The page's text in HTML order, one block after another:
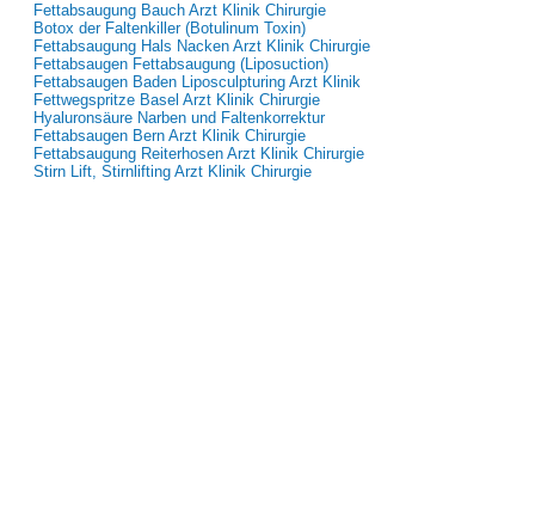
Fettabsaugung Bauch Arzt Klinik Chirurgie
Botox der Faltenkiller (Botulinum Toxin)
Fettabsaugung Hals Nacken Arzt Klinik Chirurgie
Fettabsaugen Fettabsaugung (Liposuction)
Fettabsaugen Baden Liposculpturing Arzt Klinik
Fettwegspritze Basel Arzt Klinik Chirurgie
Hyaluronsäure Narben und Faltenkorrektur
Fettabsaugen Bern Arzt Klinik Chirurgie
Fettabsaugung Reiterhosen Arzt Klinik Chirurgie
Stirn Lift, Stirnlifting Arzt Klinik Chirurgie